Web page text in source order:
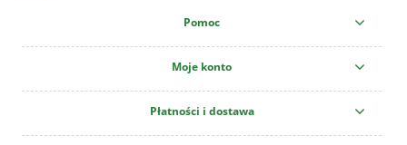
Pomoc
Moje konto
Płatności i dostawa